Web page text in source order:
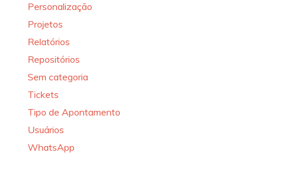
Personalização
Projetos
Relatórios
Repositórios
Sem categoria
Tickets
Tipo de Apontamento
Usuários
WhatsApp